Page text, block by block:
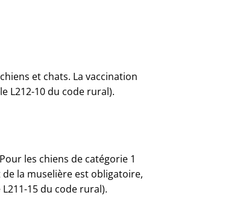
et chats. La vaccination
L212-10 du code rural).
les chiens de catégorie 1
la muselière est obligatoire,
15 du code rural).